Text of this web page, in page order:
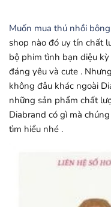
Muốn mua thú nhồi
shop nào đó uy tín chất
bộ phim tình bạn diệu
đáng yêu và cute .
không đâu khác ngoài
những sản phẩm chất
Diabrand có gì mà
tìm hiểu nhé .